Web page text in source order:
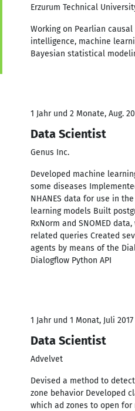
Erzurum Technical
Working on Pearlian
intelligence, machine
Bayesian statistical
1 Jahr und 2 Monate, Aug.
Data Scientist
Genus Inc.
Developed machine
some diseases
NHANES data for use in
learning models Built
RxNorm and SNOMED
related queries Created
agents by means of the
Dialogﬂow Python API
1 Jahr und 1 Monat, Juli
Data Scientist
Advelvet
Devised a method to
zone behavior Developed
which ad zones to open